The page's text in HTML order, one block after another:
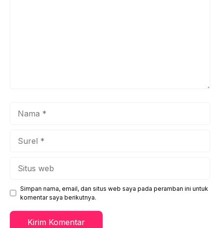
Simpan nama, email, dan situs web saya pada peramban ini untuk
komentar saya berikutnya.